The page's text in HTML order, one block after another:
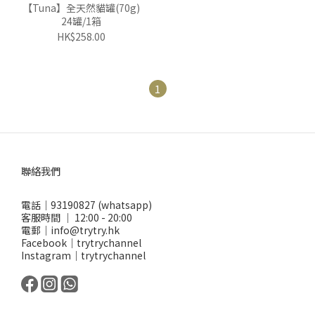
【Tuna】全天然貓罐(70g)
24罐/1箱
HK$258.00
1
聯絡我們
電話｜93190827 (whatsapp)
客服時間 ｜ 12:00 - 20:00
電郵｜info@trytry.hk
Facebook｜trytrychannel
Instagram｜trytrychannel